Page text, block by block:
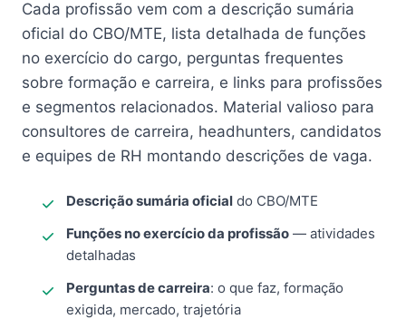
Cada profissão vem com a descrição sumária
oficial do CBO/MTE, lista detalhada de funções
no exercício do cargo, perguntas frequentes
sobre formação e carreira, e links para profissões
e segmentos relacionados. Material valioso para
consultores de carreira, headhunters, candidatos
e equipes de RH montando descrições de vaga.
Descrição sumária oficial do CBO/MTE
Funções no exercício da profissão — atividades
detalhadas
Perguntas de carreira: o que faz, formação
exigida, mercado, trajetória